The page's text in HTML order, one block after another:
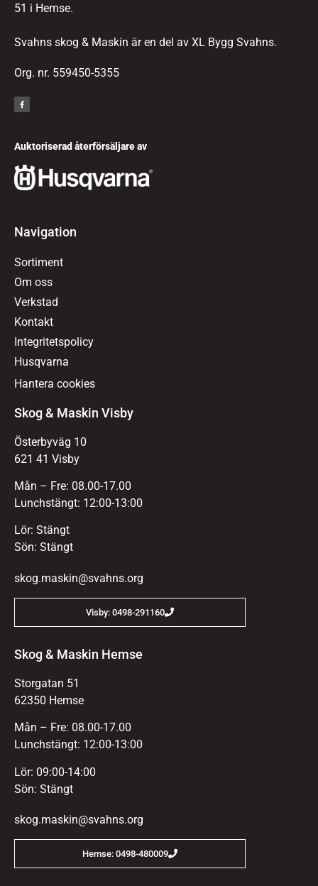
51 i Hemse.
Svahns skog & Maskin är en del av XL Bygg Svahns.
Org. nr. 559450-5355
Auktoriserad återförsäljare av
Navigation
Sortiment
Om oss
Verkstad
Kontakt
Integritetspolicy
Husqvarna
Hantera cookies
Skog & Maskin Visby
Österbyväg 10
621 41 Visby
Mån – Fre: 08.00-17.00
Lunchstängt: 12:00-13:00
Lör: Stängt
Sön: Stängt
skog.maskin@svahns.org
Visby: 0498-291160
Skog & Maskin Hemse
Storgatan 51
62350 Hemse
Mån – Fre: 08.00-17.00
Lunchstängt: 12:00-13:00
Lör: 09:00-14:00
Sön: Stängt
skog.maskin@svahns.org
Hemse: 0498-480009